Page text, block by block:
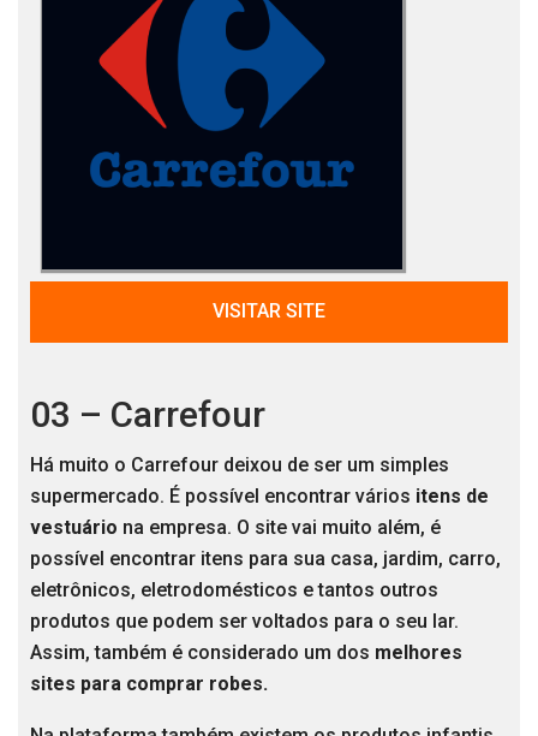
VISITAR SITE
03 – Carrefour
Há muito o Carrefour deixou de ser um simples
supermercado. É possível encontrar vários itens de
vestuário na empresa. O site vai muito além, é
possível encontrar itens para sua casa, jardim, carro,
eletrônicos, eletrodomésticos e tantos outros
produtos que podem ser voltados para o seu lar.
Assim, também é considerado um dos melhores
sites para comprar robes.